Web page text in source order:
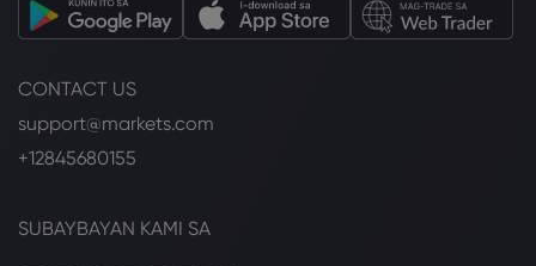
CONTACT US
support@markets.com
+12845680155
SUBAYBAYAN KAMI SA